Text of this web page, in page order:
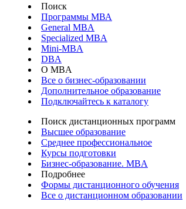
Поиск
Программы МВА
General MBA
Specialized MBA
Mini-MBA
DBA
О MBA
Все о бизнес-образовании
Дополнительное образование
Подключайтесь к каталогу
Поиск дистанционных программ
Высшее образование
Среднее профессиональное
Курсы подготовки
Бизнес-образование. MBA
Подробнее
Формы дистанционного обучения
Все о дистанционном образовании